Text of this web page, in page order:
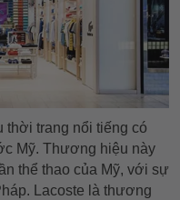
trang nổi tiếng có
Mỹ. Thương hiệu này
thể thao của Mỹ, với sự
Lacoste là thương